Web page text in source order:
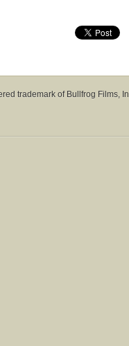
trademark of Bullfrog Films,